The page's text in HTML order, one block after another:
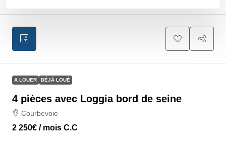
A LOUER DÉJÀ LOUÉ
4 pièces avec Loggia bord de seine
Courbevoie
2 250€ / mois C.C